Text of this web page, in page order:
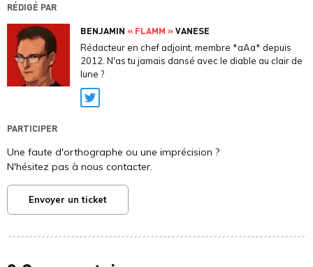
RÉDIGÉ PAR
BENJAMIN « FLAMM »VANESE
Rédacteur en chef adjoint, membre *aAa* depuis
2012. N'as tu jamais dansé avec le diable au clair de
lune ?
Twitter
PARTICIPER
Une faute d'orthographe ou une imprécision ?
N'hésitez pas à nous contacter.
Envoyer un ticket